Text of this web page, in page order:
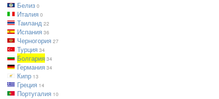
Белиз 0
Италия 0
Таиланд 22
Испания 36
Черногория 27
Турция 34
Болгария 34
Германия 34
Кипр 13
Греция 14
Португалия 10